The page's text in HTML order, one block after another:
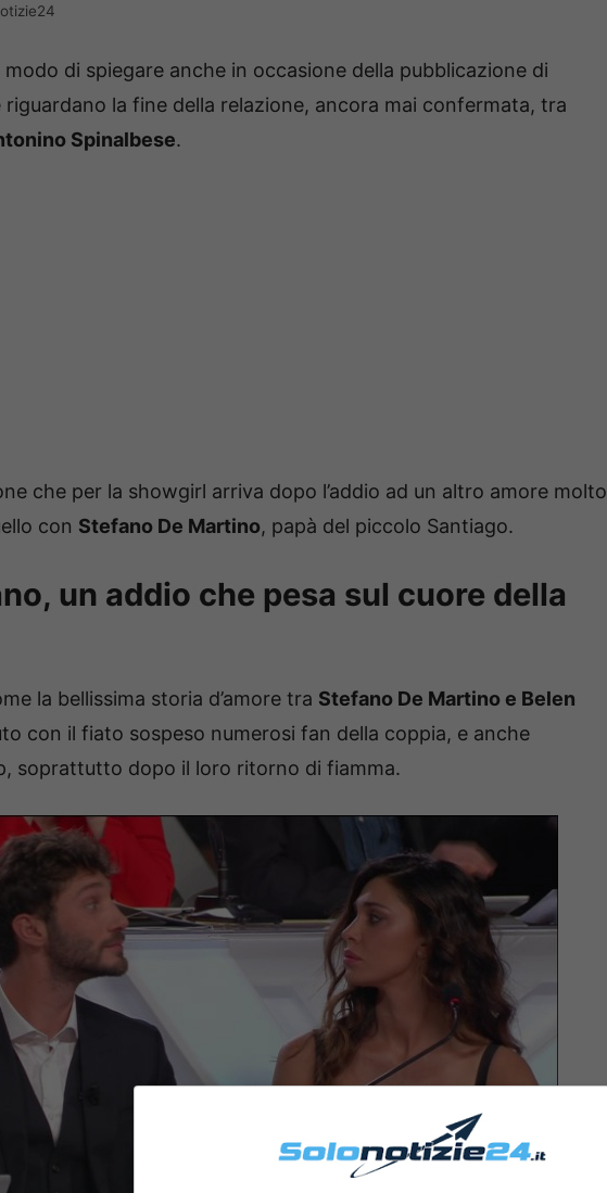
di spiegare anche in occasione della pubblicazione di
la fine della relazione, ancora mai confermata, tra
Spinalbese.
che per la showgirl arriva dopo l’addio ad un altro amore molto
con Stefano De Martino, papà del piccolo Santiago.
un addio che pesa sul cuore della
la bellissima storia d’amore tra Stefano De Martino e Belen
con il fiato sospeso numerosi fan della coppia, e anche
soprattutto dopo il loro ritorno di fiamma.